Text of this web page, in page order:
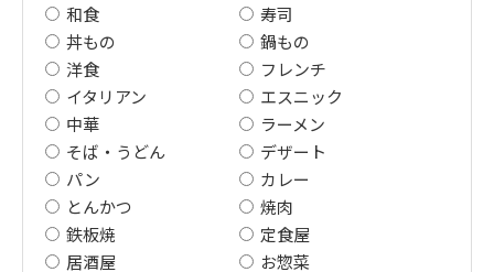
和食
寿司
丼もの
鍋もの
洋食
フレンチ
イタリアン
エスニック
中華
ラーメン
そば・うどん
デザート
パン
カレー
とんかつ
焼肉
鉄板焼
定食屋
居酒屋
お惣菜